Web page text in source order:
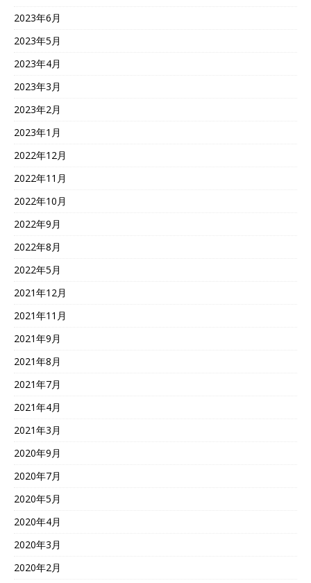
2023年6月
2023年5月
2023年4月
2023年3月
2023年2月
2023年1月
2022年12月
2022年11月
2022年10月
2022年9月
2022年8月
2022年5月
2021年12月
2021年11月
2021年9月
2021年8月
2021年7月
2021年4月
2021年3月
2020年9月
2020年7月
2020年5月
2020年4月
2020年3月
2020年2月